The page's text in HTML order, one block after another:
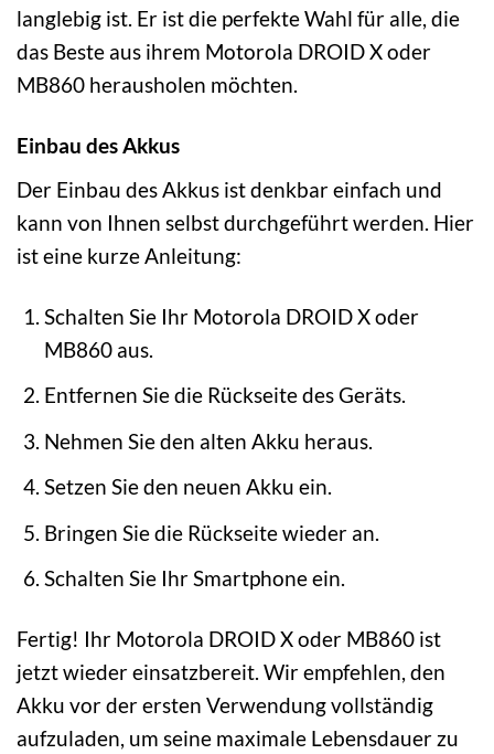
langlebig ist. Er ist die perfekte Wahl für alle, die
das Beste aus ihrem Motorola DROID X oder
MB860 herausholen möchten.
Einbau des Akkus
Der Einbau des Akkus ist denkbar einfach und
kann von Ihnen selbst durchgeführt werden. Hier
ist eine kurze Anleitung:
Schalten Sie Ihr Motorola DROID X oder
MB860 aus.
Entfernen Sie die Rückseite des Geräts.
Nehmen Sie den alten Akku heraus.
Setzen Sie den neuen Akku ein.
Bringen Sie die Rückseite wieder an.
Schalten Sie Ihr Smartphone ein.
Fertig! Ihr Motorola DROID X oder MB860 ist
jetzt wieder einsatzbereit. Wir empfehlen, den
Akku vor der ersten Verwendung vollständig
aufzuladen, um seine maximale Lebensdauer zu